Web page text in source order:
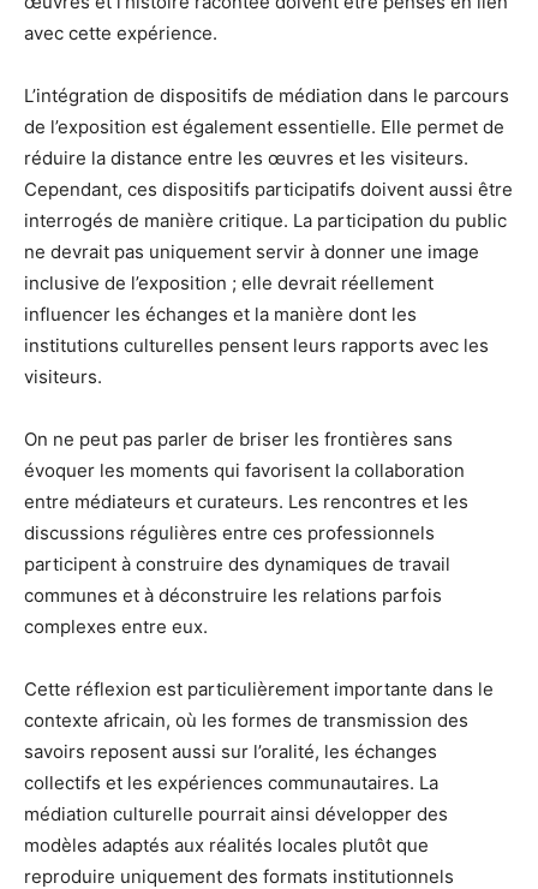
avec cette expérience.
L’intégration de dispositifs de médiation dans le parcours
de l’exposition est également essentielle. Elle permet de
réduire la distance entre les œuvres et les visiteurs.
Cependant, ces dispositifs participatifs doivent aussi être
interrogés de manière critique. La participation du public
ne devrait pas uniquement servir à donner une image
inclusive de l’exposition ; elle devrait réellement
influencer les échanges et la manière dont les
institutions culturelles pensent leurs rapports avec les
visiteurs.
On ne peut pas parler de briser les frontières sans
évoquer les moments qui favorisent la collaboration
entre médiateurs et curateurs. Les rencontres et les
discussions régulières entre ces professionnels
participent à construire des dynamiques de travail
communes et à déconstruire les relations parfois
complexes entre eux.
Cette réflexion est particulièrement importante dans le
contexte africain, où les formes de transmission des
savoirs reposent aussi sur l’oralité, les échanges
collectifs et les expériences communautaires. La
médiation culturelle pourrait ainsi développer des
modèles adaptés aux réalités locales plutôt que
reproduire uniquement des formats institutionnels